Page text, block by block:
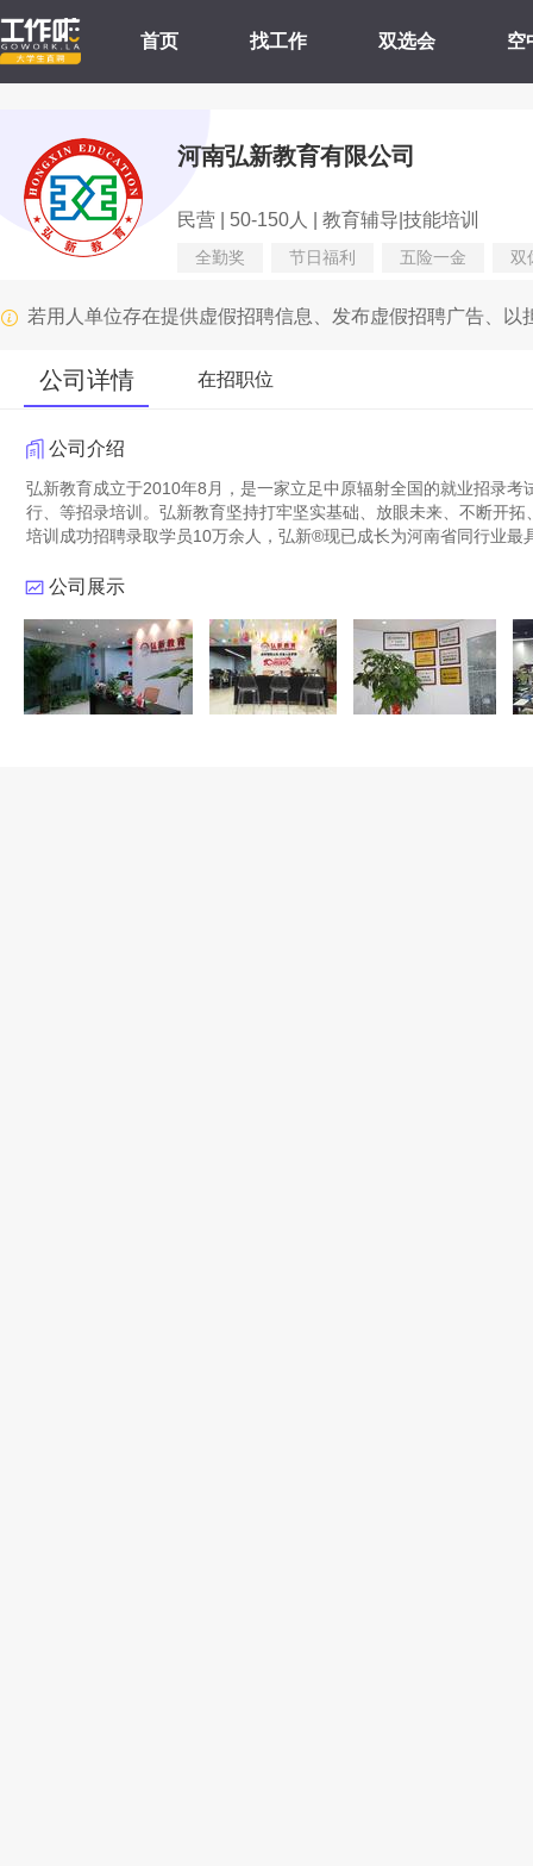
首页 找工作 双选会 空
河南弘新教育有限公司
民营 | 50-150人 | 教育辅导|技能培训
全勤奖 节日福利 五险一金 双
若用人单位存在提供虚假招聘信息、发布虚假招聘广告、
公司详情 在招职位
公司介绍
弘新教育成立于2010年8月，是一家立足中原辐射全国的就业招录
行、等招录培训。弘新教育坚持打牢坚实基础、放眼未来、不断开
培训成功招聘录取学员10万余人，弘新®现已成长为河南省同行业最
公司展示